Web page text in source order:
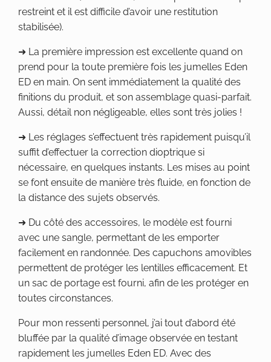
restreint et il est difficile d’avoir une restitution
stabilisée).
➜ La première impression est excellente quand on
prend pour la toute première fois les jumelles Eden
ED en main. On sent immédiatement la qualité des
finitions du produit, et son assemblage quasi-parfait.
Aussi, détail non négligeable, elles sont très jolies !
➜ Les réglages s’effectuent très rapidement puisqu’il
suffit d’effectuer la correction dioptrique si
nécessaire, en quelques instants. Les mises au point
se font ensuite de manière très fluide, en fonction de
la distance des sujets observés.
➜ Du côté des accessoires, le modèle est fourni
avec une sangle, permettant de les emporter
facilement en randonnée. Des capuchons amovibles
permettent de protéger les lentilles efficacement. Et
un sac de portage est fourni, afin de les protéger en
toutes circonstances.
Pour mon ressenti personnel, j’ai tout d’abord été
bluffée par la qualité d’image observée en testant
rapidement les jumelles Eden ED. Avec des